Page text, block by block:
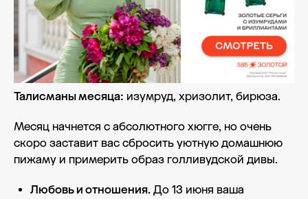
Талисманы месяца: изумруд, хризолит, бирюза.
Месяц начнется с абсолютного хюгге, но очень
скоро заставит вас сбросить уютную домашнюю
пижаму и примерить образ голливудской дивы.
Любовь и отношения. До 13 июня ваша